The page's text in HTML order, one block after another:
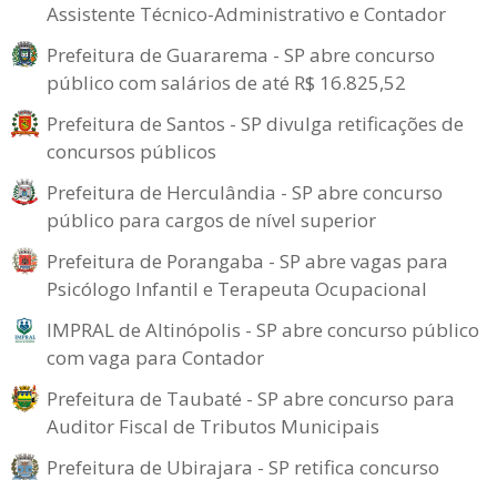
Assistente Técnico-Administrativo e Contador
Prefeitura de Guararema - SP abre concurso
público com salários de até R$ 16.825,52
Prefeitura de Santos - SP divulga retificações de
concursos públicos
Prefeitura de Herculândia - SP abre concurso
público para cargos de nível superior
Prefeitura de Porangaba - SP abre vagas para
Psicólogo Infantil e Terapeuta Ocupacional
IMPRAL de Altinópolis - SP abre concurso público
com vaga para Contador
Prefeitura de Taubaté - SP abre concurso para
Auditor Fiscal de Tributos Municipais
Prefeitura de Ubirajara - SP retifica concurso